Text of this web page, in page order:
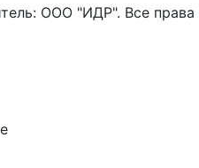
ООО "ИДР". Все права